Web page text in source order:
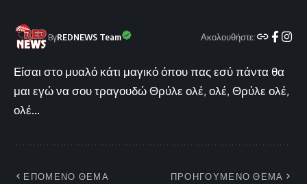
ByREDNEWS Team Ακολουθήστε:
Είσαι στο μυαλό κάτι μαγικό όπου πας εσύ πάντα θα
μαι εγώ να σου τραγουδώ Θρύλε ολέ, ολέ, Θρύλε ολέ,
ολέ...
ΕΠΟΜΕΝΟ ΘΕΜΑ ΠΡΟΗΓΟΥΜΕΝΟ ΘΕΜΑ